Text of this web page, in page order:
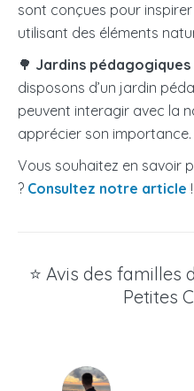
sont conçues pour
utilisant des éléments
🌳 Jardins
disposons d’un jardin
peuvent interagir avec la
apprécier son importance.
Vous souhaitez en savoir
? Consultez notre article !
⭐ Avis des familles
Petites